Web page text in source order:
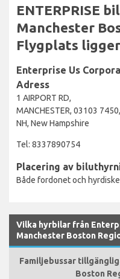
ENTERPRISE
Manchester
Flygplats
Enterprise Us
Adress
1 AIRPORT RD,
MANCHESTER, 03103 7450,
NH, New Hampshire
Tel: 8337890754
Placering av
Både fordonet och
Vilka hyrbilar från
Manchester Boston
Familjebussar
Boston